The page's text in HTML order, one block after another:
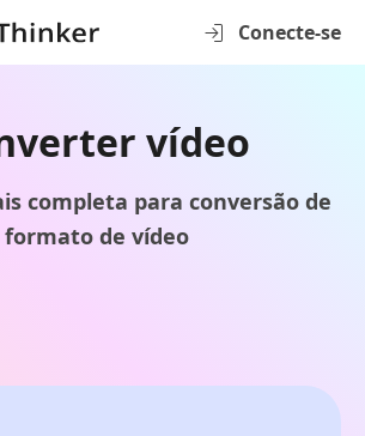
Conecte-se
vídeo
completa para conversão de
formato de vídeo